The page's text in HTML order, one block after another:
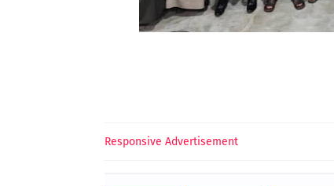
Responsive Advertisement